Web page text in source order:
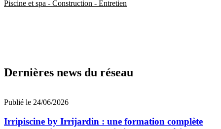
Piscine et spa - Construction - Entretien
Dernières news du réseau
Publié le 24/06/2026
Irripiscine by Irrijardin : une formation complète